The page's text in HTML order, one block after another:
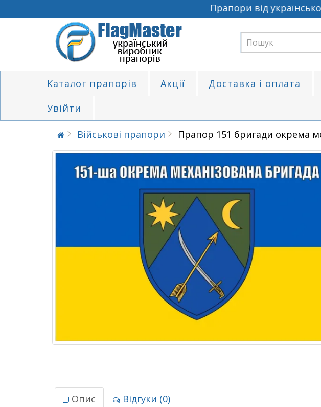
Прапори від
Каталог прапорів Акції Доставка і оплата
Увійти
Військові прапори Прапор 151 бригади окрема
Опис Відгуки (0)